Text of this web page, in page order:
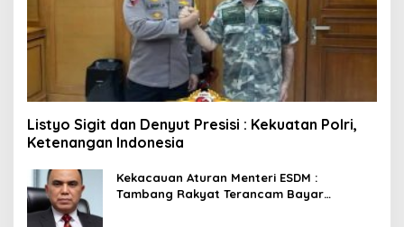
Listyo Sigit dan Denyut Presisi : Kekuatan Polri,
Ketenangan Indonesia
Kekacauan Aturan Menteri ESDM :
Tambang Rakyat Terancam Bayar